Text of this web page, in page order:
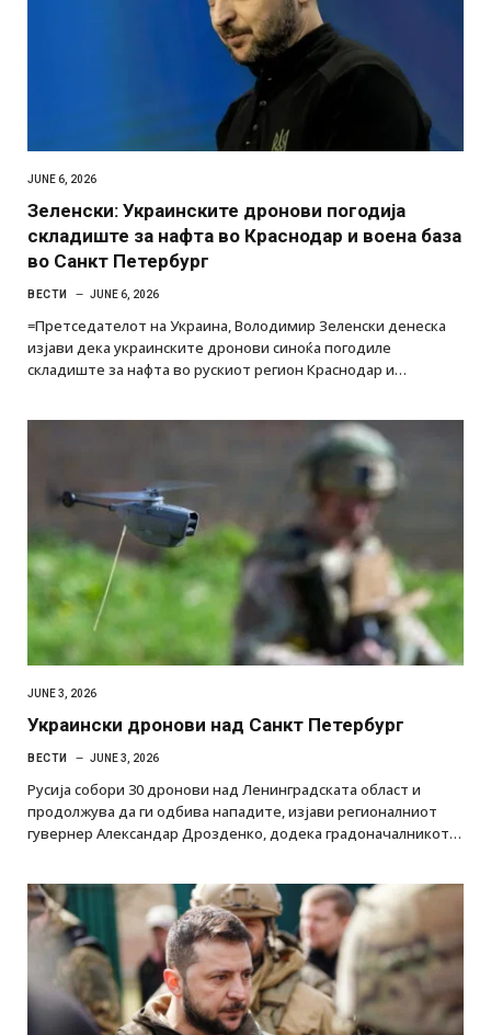
JUNE 6, 2026
Зеленски: Украинските дронови погодија
складиште за нафта во Краснодар и воена база
во Санкт Петербург
ВЕСТИ JUNE 6, 2026
=Претседателот на Украина, Володимир Зеленски денеска
изјави дека украинските дронови синоќа погодиле
складиште за нафта во рускиот регион Краснодар и…
JUNE 3, 2026
Украински дронови над Санкт Петербург
ВЕСТИ JUNE 3, 2026
Русија собори 30 дронови над Ленинградската област и
продолжува да ги одбива нападите, изјави регионалниот
гувернер Александар Дрозденко, додека градоначалникот…